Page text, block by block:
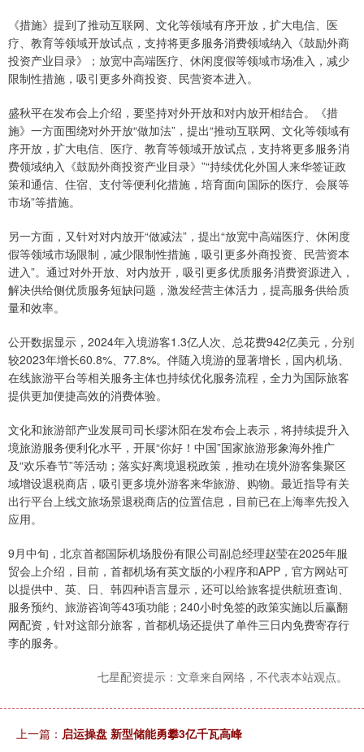
《措施》提到了推动互联网、文化等领域有序开放，扩大电信、医
疗、教育等领域开放试点，支持将更多服务消费领域纳入《鼓励外商
投资产业目录》；放宽中高端医疗、休闲度假等领域市场准入，减少
限制性措施，吸引更多外商投资、民营资本进入。
盛秋平在发布会上介绍，要坚持对外开放和对内放开相结合。《措
施》一方面围绕对外开放“做加法”，提出“推动互联网、文化等领域有
序开放，扩大电信、医疗、教育等领域开放试点，支持将更多服务消
费领域纳入《鼓励外商投资产业目录》”“持续优化外国人来华签证政
策和通信、住宿、支付等便利化措施，培育面向国际的医疗、会展等
市场”等措施。
另一方面，又针对对内放开“做减法”，提出“放宽中高端医疗、休闲度
假等领域市场限制，减少限制性措施，吸引更多外商投资、民营资本
进入”。通过对外开放、对内放开，吸引更多优质服务消费资源进入，
解决供给侧优质服务短缺问题，激发经营主体活力，提高服务供给质
量和效率。
公开数据显示，2024年入境游客1.3亿人次、总花费942亿美元，分别
较2023年增长60.8%、77.8%。伴随入境游的显著增长，国内机场、
在线旅游平台等相关服务主体也持续优化服务流程，全力为国际旅客
提供更加便捷高效的消费体验。
文化和旅游部产业发展司司长缪沐阳在发布会上表示，将持续提升入
境旅游服务便利化水平，开展“你好！中国”国家旅游形象海外推广
及“欢乐春节”等活动；落实好离境退税政策，推动在境外游客集聚区
域增设退税商店，吸引更多境外游客来华旅游、购物。最近指导有关
出行平台上线文旅场景退税商店的位置信息，目前已在上海率先投入
应用。
9月中旬，北京首都国际机场股份有限公司副总经理赵莹在2025年服
贸会上介绍，目前，首都机场有英文版的小程序和APP，官方网站可
以提供中、英、日、韩四种语言显示，还可以给旅客提供航班查询、
服务预约、旅游咨询等43项功能；240小时免签的政策实施以后赢翻
网配资，针对这部分旅客，首都机场还提供了单件三日内免费寄存行
李的服务。
七星配资提示：文章来自网络，不代表本站观点。
上一篇： 启运操盘 新型储能勇攀3亿千瓦高峰